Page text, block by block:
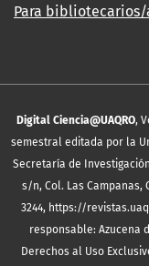
Para bibliotecarios/
Digital Ciencia@UAQRO,
semestral editada por la
Secretaría de
s/n, Col. Las Campanas,
3244, https://
responsable: Azucena
Derechos al Uso